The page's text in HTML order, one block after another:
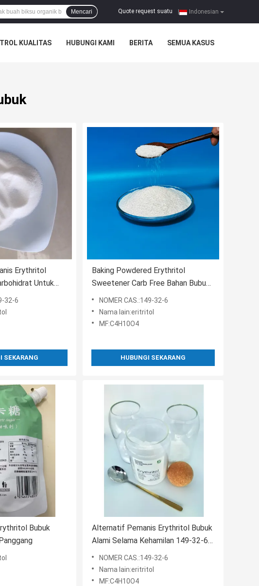
Indonesian
Quote request suatu
Mencari
KUALITAS HUBUNGI KAMI BERITA SEMUA KASUS
Erythritol
Untuk
1kg
32-6
SEKARANG
Baking Powdered Erythritol
Sweetener Carb Free Bahan Bubuk
Erythritol Murni
NOMER CAS.:149-32-6
Nama lain:eritritol
MF:C4H10O4
HUBUNGI SEKARANG
Bubuk
Alternatif Pemanis Erythritol Bubuk
Alami Selama Kehamilan 149-32-6
Nomor Cas
NOMER CAS.:149-32-6
Nama lain:eritritol
MF:C4H10O4